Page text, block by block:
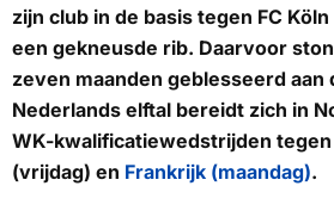
zijn club in de basis tegen FC
een gekneusde rib. Daarvoor
zeven maanden geblesseerd aan
Nederlands elftal bereidt zich in
WK-kwalificatiewedstrijden
(vrijdag) en Frankrijk (maandag).